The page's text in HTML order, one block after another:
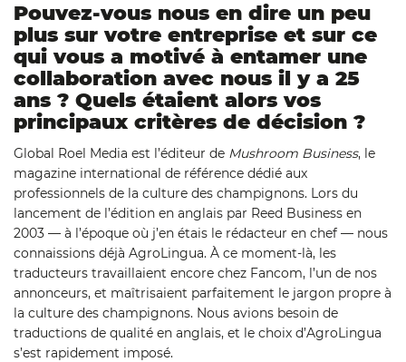
Pouvez-vous nous en dire un peu
plus sur votre entreprise et sur ce
qui vous a motivé à entamer une
collaboration avec nous il y a 25
ans ? Quels étaient alors vos
principaux critères de décision ?
Global Roel Media est l’éditeur de Mushroom Business, le
magazine international de référence dédié aux
professionnels de la culture des champignons. Lors du
lancement de l’édition en anglais par Reed Business en
2003 — à l’époque où j’en étais le rédacteur en chef — nous
connaissions déjà AgroLingua. À ce moment-là, les
traducteurs travaillaient encore chez Fancom, l’un de nos
annonceurs, et maîtrisaient parfaitement le jargon propre à
la culture des champignons. Nous avions besoin de
traductions de qualité en anglais, et le choix d’AgroLingua
s’est rapidement imposé.